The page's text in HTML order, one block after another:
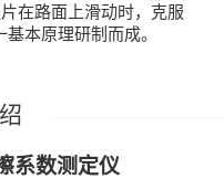
在路面上滑动时，克服
本原理研制而成。
系数测定仪